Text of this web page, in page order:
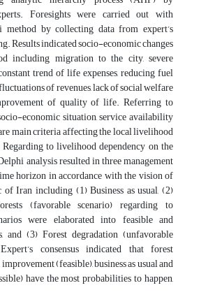
Foresights were carried out with
by collecting data from expert’s
Results indicated socio-economic changes
including migration to the city, severe
trend of life expenses, reducing fuel
of revenues, lack of social welfare
of quality of life. Referring to
socio-economic situation, service availability
main criteria affecting the local livelihood
to livelihood dependency on the
analysis resulted in three management
horizon in accordance with the vision of
Iran including (1) Business as usual, (2)
(favorable scenario) regarding to
were elaborated into feasible and
and (3) Forest degradation (unfavorable
consensus indicated that forest
(feasible), business as usual and
have the most probabilities to happen,